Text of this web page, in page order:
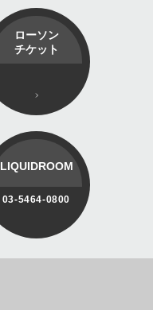
ローソン
チケット
LIQUIDROOM
03-5464-0800